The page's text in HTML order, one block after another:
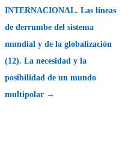
INTERNACIONAL. Las líneas
de derrumbe del sistema
mundial y de la globalización
(12). La necesidad y la
posibilidad de un mundo
multipolar →